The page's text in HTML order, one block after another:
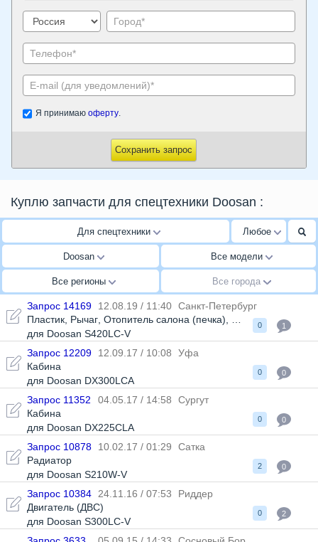
Я принимаю оферту.
Сохранить запрос
Куплю запчасти для спецтехники Doosan :
Для спецтехники Любое
Doosan Все модели
Все регионы Все города
Запрос 14169 12.08.19 / 11:40 Санкт-Петербург
Пластик Рычаг Отопитель салона (печка)
Панель
для Doosan S420LC-V
0 1
Запрос 12209 12.09.17 / 10:08
Уфа
Кабина
для Doosan DX300LCA
0 0
Запрос 11352 04.05.17 / 14:58
Сургут
Кабина
для Doosan DX225CLA
0 0
Запрос 10878 10.02.17 / 01:29
Сатка
Радиатор
для Doosan S210W-V
2 0
Запрос 10384 24.11.16 / 07:53
Риддер
Двигатель (ДВС)
для Doosan S300LC-V
0 2